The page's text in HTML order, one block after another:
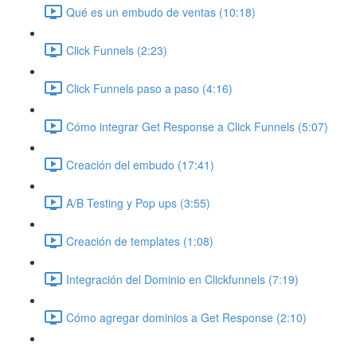
Qué es un embudo de ventas (10:18)
Click Funnels (2:23)
Click Funnels paso a paso (4:16)
Cómo integrar Get Response a Click Funnels (5:07)
Creación del embudo (17:41)
A/B Testing y Pop ups (3:55)
Creación de templates (1:08)
Integración del Dominio en Clickfunnels (7:19)
Cómo agregar dominios a Get Response (2:10)